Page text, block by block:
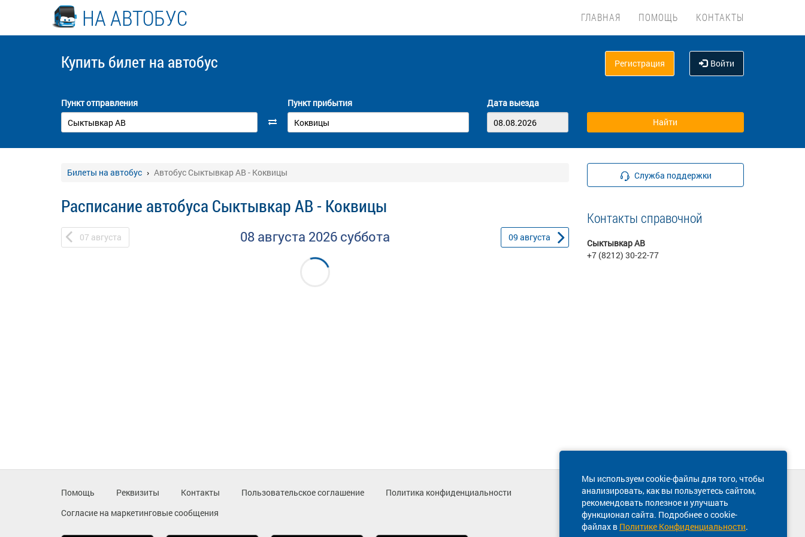
НА АВТОБУС ГЛАВНАЯ ПОМОЩЬ КОНТАКТЫ
Купить билет на автобус Регистрация Войти
Пункт отправления Пункт прибытия Дата выезда
Билеты на автобус Автобус Сыктывкар АВ - Коквицы
Расписание автобуса Сыктывкар АВ - Коквицы
07 августа 08 августа 2026 суббота 09 августа
Служба поддержки
Контакты справочной
Сыктывкар АВ
+7 (8212) 30-22-77
Мы используем cookie-файлы для того, чтобы
анализировать, как вы пользуетесь сайтом,
рекомендовать полезное и улучшать
функционал сайта. Подробнее о cookie-
файлах в Политике Конфиденциальности.
Помощь Реквизиты Контакты Пользовательское соглашение
Политика конфиденциальности
Согласие на маркетинговые сообщения
Техническая поддержка сайта
8 800 600-03-38